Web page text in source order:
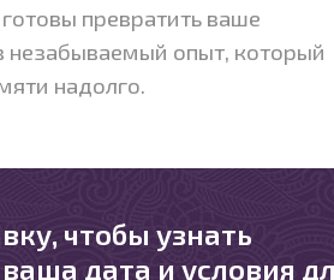
превратить ваше
незабываемый опыт, который
надолго.
чтобы узнать
дата и условия